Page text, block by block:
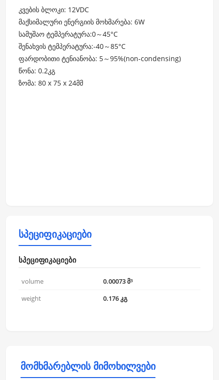
კვების ბლოკი: 12VDC
მაქსიმალური ენერგიის მოხმარება: 6W
სამუშაო ტემპერატურა:0～45°C
შენახვის ტემპერატურა:-40～85°C
ფარდობითი ტენიანობა: 5～95%(non-condensing)
წონა: 0.2კგ
ზომა: 80 x 75 x 24მმ
სპეციფიკაციები
სპეციფიკაციები
volume
0.00073 მ³
weight
0.176 კგ
მომხმარებლის მიმოხილვები